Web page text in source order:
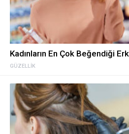
GÜZELLIK
Kadınların En Çok Beğendiği